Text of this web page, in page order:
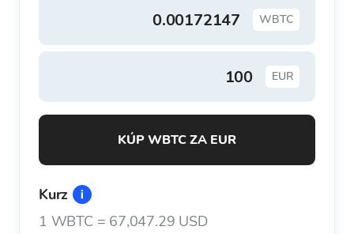
WBTC
EUR
KÚP WBTC ZA EUR
Kurz
1 WBTC = 67,047.29 USD